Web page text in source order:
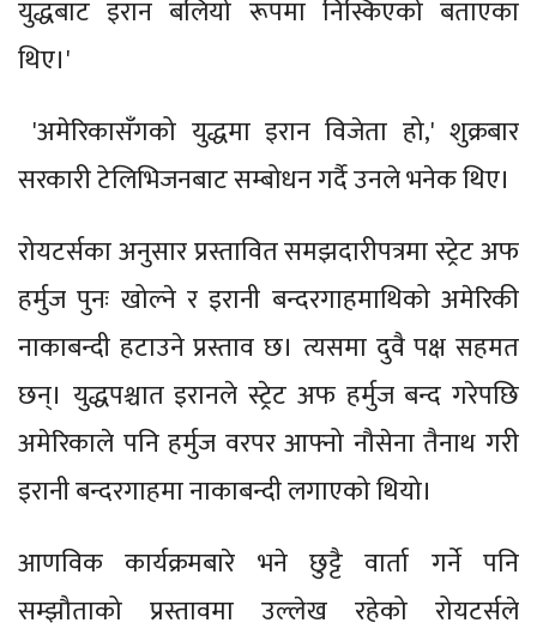
युद्धबाट इरान बलियो रूपमा निस्किएको बताएका
थिए।'
'अमेरिकासँगको युद्धमा इरान विजेता हो,' शुक्रबार
सरकारी टेलिभिजनबाट सम्बोधन गर्दै उनले भनेक थिए।
रोयटर्सका अनुसार प्रस्तावित समझदारीपत्रमा स्ट्रेट अफ
हर्मुज पुनः खोल्ने र इरानी बन्दरगाहमाथिको अमेरिकी
नाकाबन्दी हटाउने प्रस्ताव छ। त्यसमा दुवै पक्ष सहमत
छन्। युद्धपश्चात इरानले स्ट्रेट अफ हर्मुज बन्द गरेपछि
अमेरिकाले पनि हर्मुज वरपर आफ्नो नौसेना तैनाथ गरी
इरानी बन्दरगाहमा नाकाबन्दी लगाएको थियो।
आणविक कार्यक्रमबारे भने छुट्टै वार्ता गर्ने पनि
सम्झौताको प्रस्तावमा उल्लेख रहेको रोयटर्सले